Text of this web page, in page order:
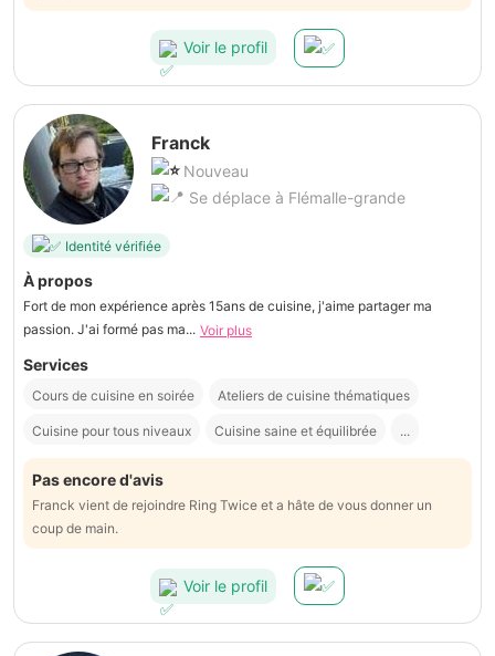
Voir le profil
Franck
Nouveau
Se déplace à Flémalle-grande
Identité vérifiée
À propos
Fort de mon expérience après 15ans de cuisine, j'aime partager ma
passion. J'ai formé pas ma... Voir plus
Services
Cours de cuisine en soirée Ateliers de cuisine thématiques
Cuisine pour tous niveaux Cuisine saine et équilibrée ...
Pas encore d'avis
Franck vient de rejoindre Ring Twice et a hâte de vous donner un
coup de main.
Voir le profil